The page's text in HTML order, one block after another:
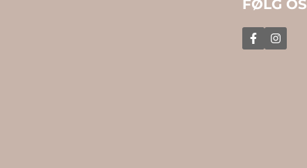
FØLG OS